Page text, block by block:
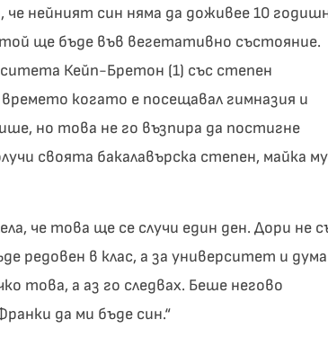
че нейният син няма да доживее 10
той ще бъде във вегетативно състояние.
Кейп-Бретон (1) със степен
когато е посещавал гимназия и
но това не го възпира да постигне
своята бакалавърска степен, майка
че това ще се случи един ден. Дори не
редовен в клас, а за университет и
това, а аз го следвах. Беше негово
да ми бъде син.“